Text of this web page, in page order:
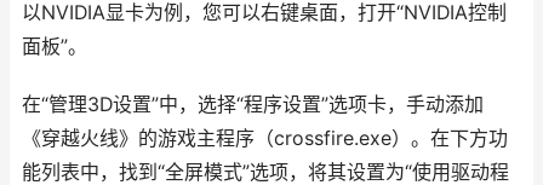
以NVIDIA显卡为例，您可以右键桌面，打开“NVIDIA控制
面板”。
在“管理3D设置”中，选择“程序设置”选项卡，手动添加
《穿越火线》的游戏主程序（crossfire.exe）。在下方功
能列表中，找到“全屏模式”选项，将其设置为“使用驱动程